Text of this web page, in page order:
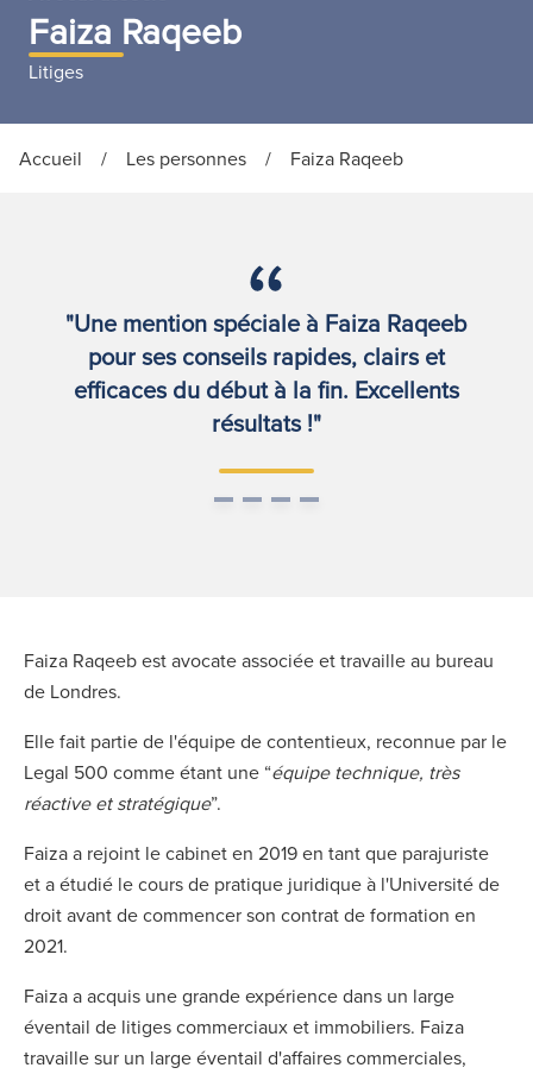
Faiza Raqeeb
Litiges
Accueil / Les personnes / Faiza Raqeeb
"Une mention spéciale à Faiza Raqeeb
pour ses conseils rapides, clairs et
efficaces du début à la fin. Excellents
résultats !"
Faiza Raqeeb est avocate associée et travaille au bureau
de Londres.
Elle fait partie de l'équipe de contentieux, reconnue par le
Legal 500 comme étant une “équipe technique, très
réactive et stratégique”.
Faiza a rejoint le cabinet en 2019 en tant que parajuriste
et a étudié le cours de pratique juridique à l'Université de
droit avant de commencer son contrat de formation en
2021.
Faiza a acquis une grande expérience dans un large
éventail de litiges commerciaux et immobiliers. Faiza
travaille sur un large éventail d'affaires commerciales,